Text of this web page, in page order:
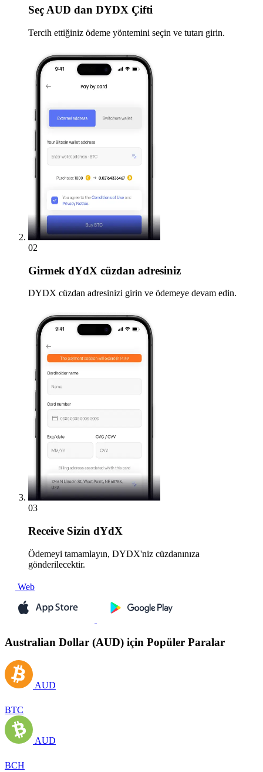
Seç AUD dan DYDX Çifti
Tercih ettiğiniz ödeme yöntemini seçin ve tutarı girin.
02
Girmek dYdX cüzdan adresiniz
DYDX cüzdan adresinizi girin ve ödemeye devam edin.
03
Receive Sizin dYdX
Ödemeyi tamamlayın, DYDX'niz cüzdanınıza
gönderilecektir.
Web
Australian Dollar (AUD) için Popüler Paralar
AUD
BTC
AUD
BCH